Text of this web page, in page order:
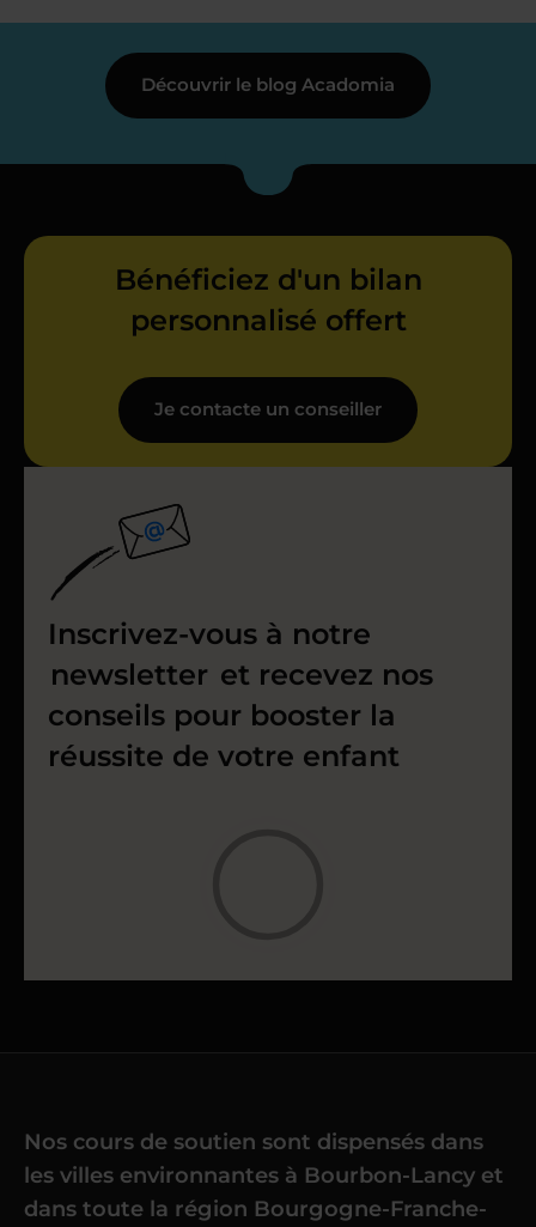
Découvrir le blog Acadomia
Bénéficiez d'un bilan
personnalisé offert
Je contacte un conseiller
Inscrivez-vous à notre
newsletter et recevez nos
conseils pour booster la
réussite de votre enfant
Nos cours de soutien sont dispensés dans
les villes environnantes à Bourbon-Lancy et
dans toute la région Bourgogne-Franche-